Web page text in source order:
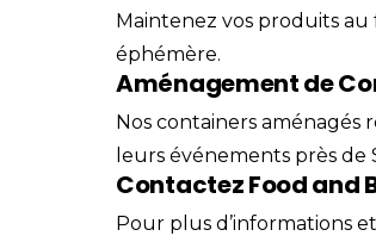
Maintenez vos produits
éphémère.
Aménagement de
Nos containers
leurs événements près de
Contactez Food and
Pour plus d’informations